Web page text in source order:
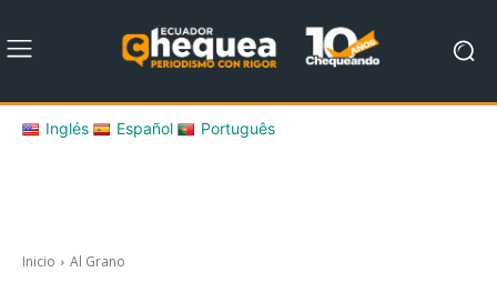
Inglés Español Português
Inicio Al Grano